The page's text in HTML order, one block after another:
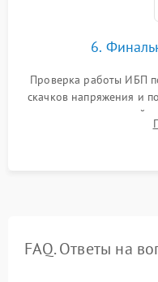
6.
Проверка работы ИБП
скачков напряжения и
времени автономной
корректности
FAQ. Ответы на